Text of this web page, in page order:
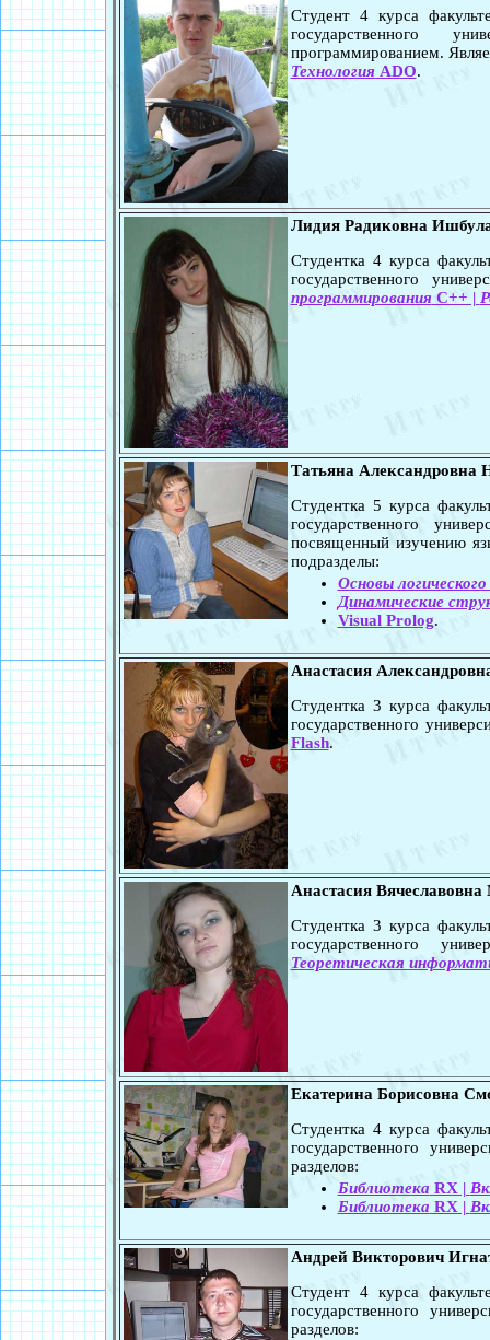
Студент 4 курса
государственного
программированием.
ТехнологияADO.
Лидия Радиковна
Студентка 4 курса
государственного
программированияC++ |
Татьяна Александровна
Студентка 5 курса
государственного
посвященный изучению
подразделы:
Основы
Динамические
Visual Prolog.
Анастасия
Студентка 3 курса
государственного
Flash.
Анастасия
Студентка 3 курса
государственного
Теоретическая
Екатерина Борисовна
Студентка 4 курса
государственного
разделов:
Библиотека RX |
Библиотека RX |
Андрей Викторович
Студент 4 курса
государственного
разделов: